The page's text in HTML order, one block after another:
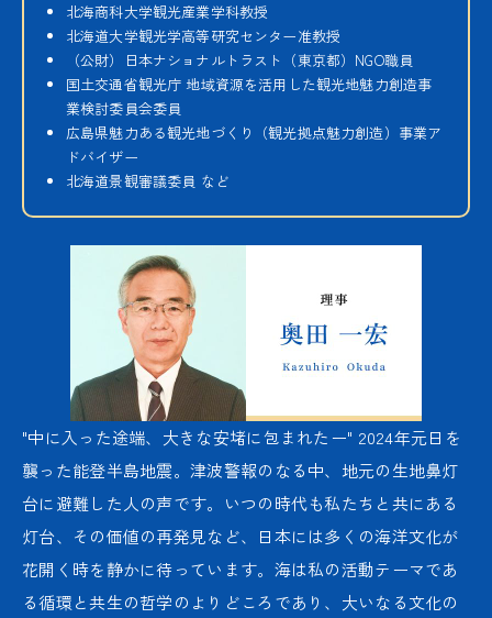
北海商科大学観光産業学科教授
北海道大学観光学高等研究センター准教授
（公財）日本ナショナルトラスト（東京都）NGO職員
国土交通省観光庁 地域資源を活用した観光地魅力創造事
業検討委員会委員
広島県魅力ある観光地づくり（観光拠点魅力創造）事業ア
ドバイザー
北海道景観審議委員 など
"中に入った途端、大きな安堵に包まれたー" 2024年元日を
襲った能登半島地震。津波警報のなる中、地元の生地鼻灯
台に避難した人の声です。いつの時代も私たちと共にある
灯台、その価値の再発見など、日本には多くの海洋文化が
花開く時を静かに待っています。海は私の活動テーマであ
る循環と共生の哲学のよりどころであり、大いなる文化の